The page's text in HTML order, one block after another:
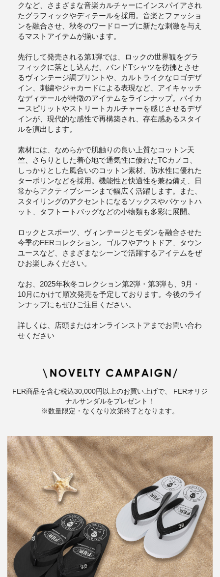
クなど、さまざまな音楽カルチャーにインスパイアされ
たグラフィックやディテールを採用。音楽とファッショ
ンを融合させ、秋冬のワードローブに新たな刺激を与え
るマストアイテムが揃います。
先行して発売される第1弾では、ロックの世界観をグラ
フィックに落とし込んだ、バンドTシャツを彷彿とさせ
るヴィンテージ調プリントや、カルトライクなロゴデザ
イン、刺繍やジャカードによる表現など、アイキャッチ
なディテールが特徴のアイテムをラインナップ。バイカ
ースピリットやストリートカルチャーを感じさせるデザ
インが、現代的な感性で再構築され、存在感あるスタイ
ルを演出します。
素材には、なめらかで肌触りの良い上質なコットン天
竺、さらりとした着心地で通気性に優れたTCカノコ、
しっかりとした風合いのコットン素材、防水性に優れた
ターポリンなどを採用。機能性と快適性を兼ね備え、日
常からアクティブシーンまで幅広く活躍します。また、
スタイリングのアクセントになるソックスやバケットハ
ット、タフトートバッグなどの小物類も多彩に展開。
ロックとスポーツ、ヴィンテージとモダンを融合させた
今季のFERコレクション。ゴルフやアウトドア、タウン
ユースなど、さまざまなシーンで活躍するアイテムをぜ
ひお楽しみください。
なお、2025年秋冬コレクション第2弾・第3弾も、9月・
10月にかけて順次発売を予定しております。今後のライ
ンナップにもぜひご注目ください。
詳しくは、店頭またはオンラインストアまでお問い合わ
せください
FER商品を含む税込30,000円以上のお買い上げで、 FERオリジ
ナルサンダルをプレゼント！
※数量限定・なくなり次第終了となります。